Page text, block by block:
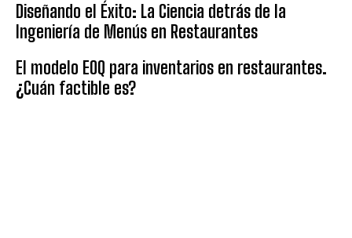
Diseñando el Éxito: La Ciencia detrás de la
Ingeniería de Menús en Restaurantes
El modelo EOQ para inventarios en restaurantes.
¿Cuán factible es?